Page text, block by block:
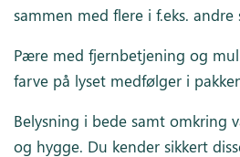
sammen med flere i f.eks. andre
Pære med fjernbetjening og
farve på lyset medfølger i
Belysning i bede samt omkring
og hygge. Du kender sikkert